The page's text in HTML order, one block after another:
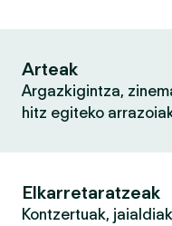
Arteak
Argazkigintza,
hitz egiteko
Elkarretaratzeak
Kontzertuak,